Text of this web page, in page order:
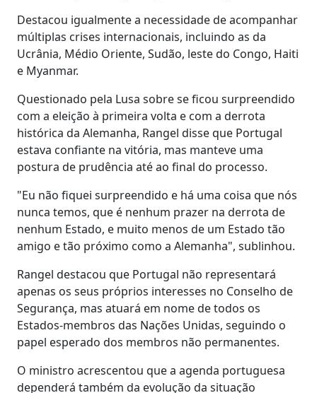
Destacou igualmente a necessidade de acompanhar
múltiplas crises internacionais, incluindo as da
Ucrânia, Médio Oriente, Sudão, leste do Congo, Haiti
e Myanmar.
Questionado pela Lusa sobre se ficou surpreendido
com a eleição à primeira volta e com a derrota
histórica da Alemanha, Rangel disse que Portugal
estava confiante na vitória, mas manteve uma
postura de prudência até ao final do processo.
"Eu não fiquei surpreendido e há uma coisa que nós
nunca temos, que é nenhum prazer na derrota de
nenhum Estado, e muito menos de um Estado tão
amigo e tão próximo como a Alemanha", sublinhou.
Rangel destacou que Portugal não representará
apenas os seus próprios interesses no Conselho de
Segurança, mas atuará em nome de todos os
Estados-membros das Nações Unidas, seguindo o
papel esperado dos membros não permanentes.
O ministro acrescentou que a agenda portuguesa
dependerá também da evolução da situação